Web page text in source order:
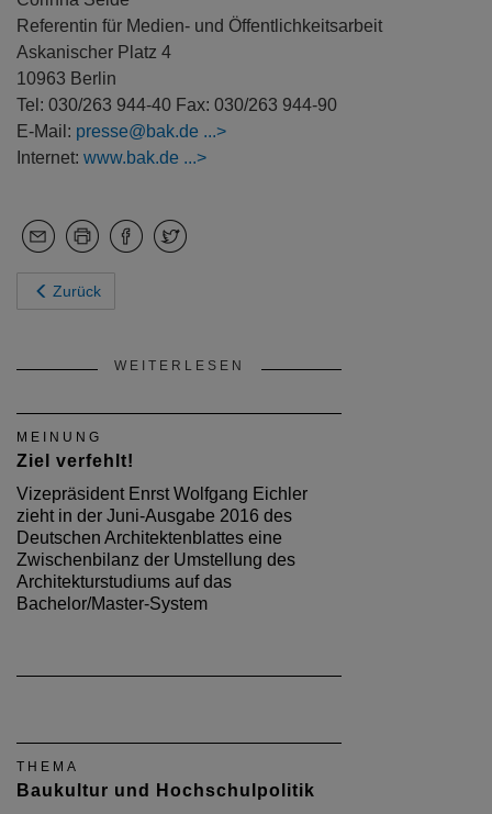
Referentin für Medien- und Öffentlichkeitsarbeit
Askanischer Platz 4
10963 Berlin
Tel: 030/263 944-40 Fax: 030/263 944-90
E-Mail: presse@bak.de
Internet: www.bak.de
Zurück
WEITERLESEN
MEINUNG
Ziel verfehlt!
Vizepräsident Enrst Wolfgang Eichler
zieht in der Juni-Ausgabe 2016 des
Deutschen Architektenblattes eine
Zwischenbilanz der Umstellung des
Architekturstudiums auf das
Bachelor/Master-System
THEMA
Baukultur und Hochschulpolitik